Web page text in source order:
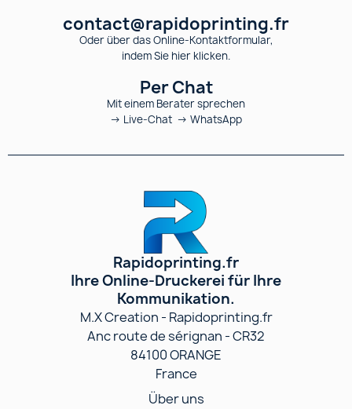
contact@rapidoprinting.fr
Oder über das Online-Kontaktformular,
indem Sie hier klicken.
Per Chat
Mit einem Berater sprechen
→ Live-Chat → WhatsApp
Rapidoprinting.fr
Ihre Online-Druckerei für Ihre
Kommunikation.
M.X Creation - Rapidoprinting.fr
Anc route de sérignan - CR32
84100 ORANGE
France
Über uns